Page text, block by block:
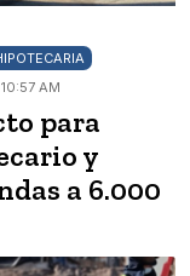
AM
para
y
a 6.000